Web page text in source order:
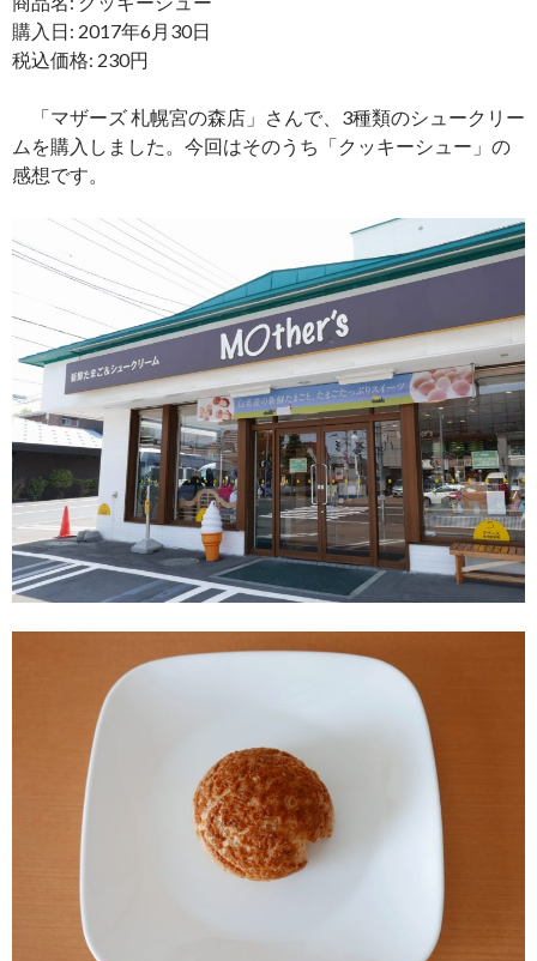
購入日: 2017年6月30日
税込価格: 230円
「マザーズ 札幌宮の森店」さんで、3種類のシュークリー
ムを購入しました。今回はそのうち「クッキーシュー」の
感想です。